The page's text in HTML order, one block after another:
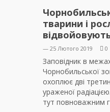
тварини і
— 25 Лютого 2019 0
Заповідник в
Чорнобильської
охоплює дві
ураженої
тут повноважним